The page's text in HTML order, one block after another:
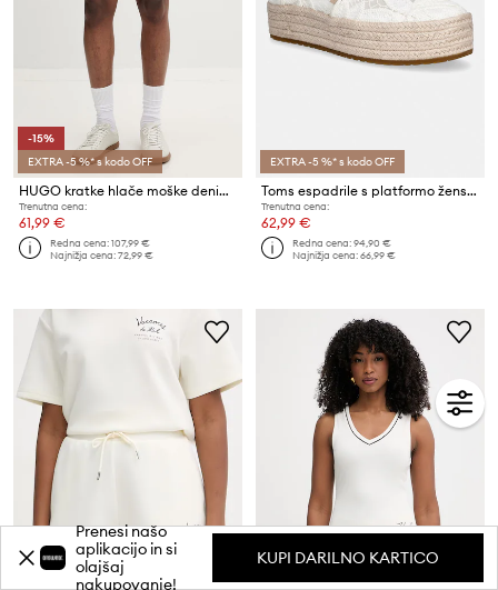
-15%
EXTRA -5 %* s kodo OFF
HUGO kratke hlače moške denim 838/S
Trenutna cena:
61,99 €
Redna cena:107,99 €
Najnižja cena:72,99 €
EXTRA -5 %* s kodo OFF
Toms espadrile s platformo ženske VALENCIA
Trenutna cena:
62,99 €
Redna cena:94,90 €
Najnižja cena:66,99 €
Prenesi našo
aplikacijo in si
olajšaj
nakupovanje!
KUPI DARILNO KARTICO